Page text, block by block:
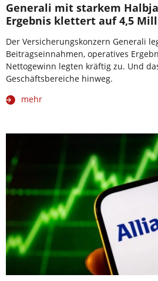
Generali mit starkem
Ergebnis klettert auf 4,5
Der Versicherungskonzern Generali
Beitragseinnahmen, operatives
Nettogewinn legten kräftig zu. Und
Geschäftsbereiche hinweg.
mehr